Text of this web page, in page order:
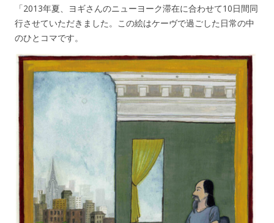
「2013年夏、ヨギさんのニューヨーク滞在に合わせて10日間同
行させていただきました。この絵はケーヴで過ごした日常の中
のひとコマです。